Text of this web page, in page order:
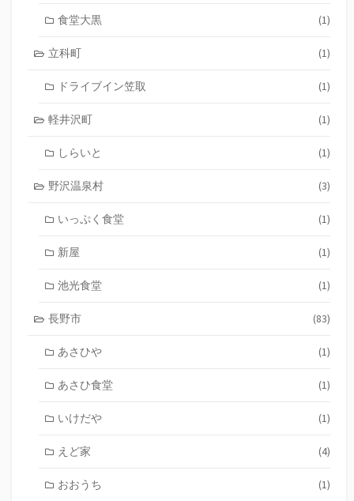
食堂大黒 (1)
立科町 (1)
ドライブイン笠取 (1)
軽井沢町 (1)
しらいと (1)
野沢温泉村 (3)
いっぷく食堂 (1)
新屋 (1)
池光食堂 (1)
長野市 (83)
あさひや (1)
あさひ食堂 (1)
いけだや (1)
えど家 (4)
おおうち (1)